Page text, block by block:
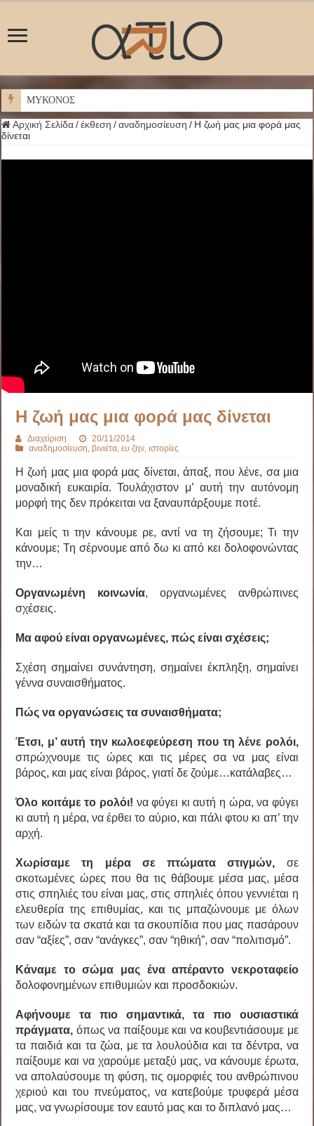
ΜΥΚΟΝΟΣ
Αρχική Σελίδα / έκθεση / αναδημοσίευση / ‪Η ζωή μας μια φορά μας
δίνεται‬
‪Η ζωή μας μια φορά μας δίνεται‬
Διαχείριση
20/11/2014
αναδημοσίευση,βινιέτα,ευ ζην,ιστορίες
Η ζωή μας μια φορά μας δίνεται, άπαξ, που λένε, σα μια
μοναδική ευκαιρία. Τουλάχιστον μ’ αυτή την αυτόνομη
μορφή της δεν πρόκειται να ξαναυπάρξουμε ποτέ.
Και μείς τι την κάνουμε ρε, αντί να τη ζήσουμε; Τι την
κάνουμε; Τη σέρνουμε από δω κι από κει δολοφονώντας
την…
Οργανωμένη κοινωνία, οργανωμένες ανθρώπινες
σχέσεις.
Μα αφού είναι οργανωμένες, πώς είναι σχέσεις;
Σχέση σημαίνει συνάντηση, σημαίνει έκπληξη, σημαίνει
γέννα συναισθήματος.
Πώς να οργανώσεις τα συναισθήματα;
Έτσι, μ’ αυτή την κωλοεφεύρεση που τη λένε ρολόι,
σπρώχνουμε τις ώρες και τις μέρες σα να μας είναι
βάρος, και μας είναι βάρος, γιατί δε ζούμε…κατάλαβες…
Όλο κοιτάμε το ρολόι! να φύγει κι αυτή η ώρα, να φύγει
κι αυτή η μέρα, να έρθει το αύριο, και πάλι φτου κι απ’ την
αρχή.
Χωρίσαμε τη μέρα σε πτώματα στιγμών, σε
σκοτωμένες ώρες που θα τις θάβουμε μέσα μας, μέσα
στις σπηλιές του είναι μας, στις σπηλιές όπου γεννιέται η
ελευθερία της επιθυμίας, και τις μπαζώνουμε με όλων
των ειδών τα σκατά και τα σκουπίδια που μας πασάρουν
σαν “αξίες”, σαν “ανάγκες”, σαν “ηθική”, σαν “πολιτισμό”.
Κάναμε το σώμα μας ένα απέραντο νεκροταφείο
δολοφονημένων επιθυμιών και προσδοκιών.
Αφήνουμε τα πιο σημαντικά, τα πιο ουσιαστικά
πράγματα, όπως να παίξουμε και να κουβεντιάσουμε με
τα παιδιά και τα ζώα, με τα λουλούδια και τα δέντρα, να
παίξουμε και να χαρούμε μεταξύ μας, να κάνουμε έρωτα,
να απολαύσουμε τη φύση, τις ομορφιές του ανθρώπινου
χεριού και του πνεύματος, να κατεβούμε τρυφερά μέσα
μας, να γνωρίσουμε τον εαυτό μας και το διπλανό μας…